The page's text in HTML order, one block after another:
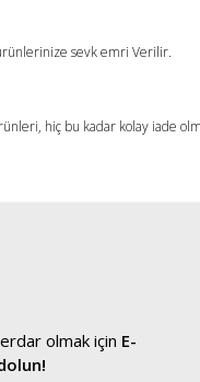
sevk emri Verilir.
hiç bu kadar kolay iade
olmak için E-